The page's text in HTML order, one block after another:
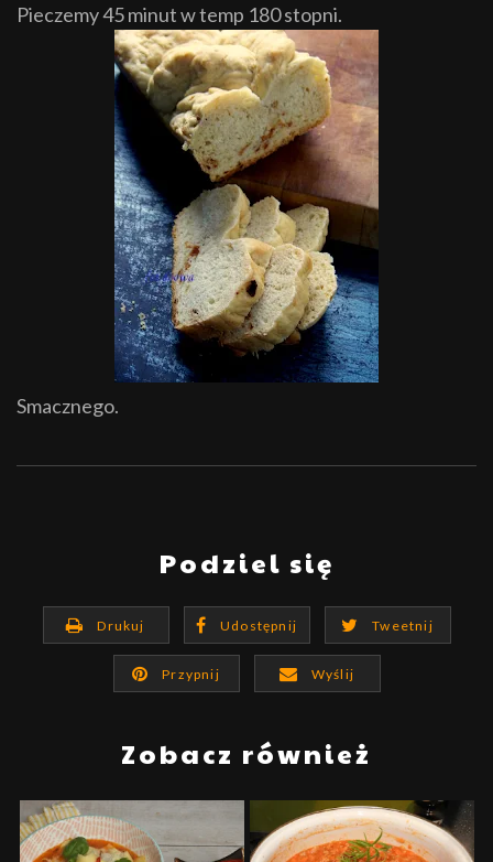
Pieczemy 45 minut w temp 180 stopni.
Smacznego.
Podziel się
Drukuj Udostępnij Tweetnij
Przypnij Wyślij
Zobacz również